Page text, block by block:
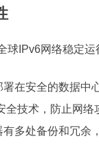
球IPv6网络稳定
在安全的数据中
技术，防止网络
多处备份和冗余